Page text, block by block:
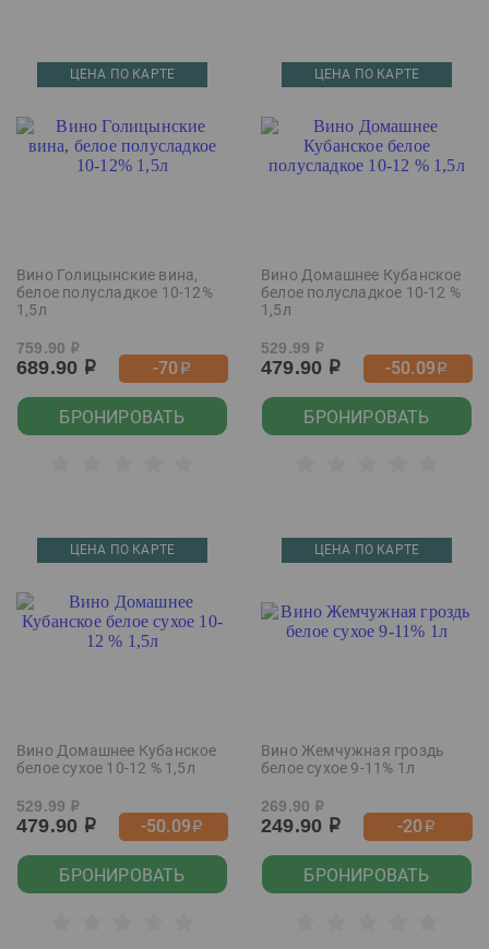
ЦЕНА ПО КАРТЕ
Вино Голицынские вина,
белое полусладкое 10-12%
1,5л
759.90 р
689.90 р -70р
БРОНИРОВАТЬ
ЦЕНА ПО КАРТЕ
Вино Домашнее Кубанское
белое полусладкое 10-12 %
1,5л
529.99 р
479.90 р -50.09р
БРОНИРОВАТЬ
ЦЕНА ПО КАРТЕ
Вино Домашнее Кубанское
белое сухое 10-12 % 1,5л
529.99 р
479.90 р -50.09р
БРОНИРОВАТЬ
ЦЕНА ПО КАРТЕ
Вино Жемчужная гроздь
белое сухое 9-11% 1л
269.90 р
249.90 р -20р
БРОНИРОВАТЬ